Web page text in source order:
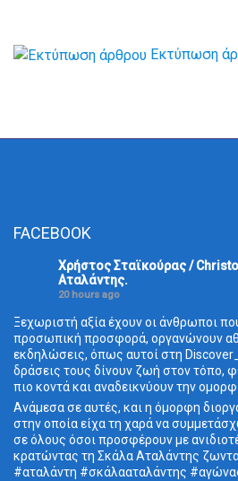
Εκτύπωση
FACEBOOK
Χρήστος Σταϊκούρας /
Aταλάντης.
20 hours ago
Ξεχωριστή αξία έχουν οι άνθρωποι
προσωπική προσφορά, οργανώνουν
εκδηλώσεις, όπως αυτοί στη
δράσεις τους δίνουν ζωή στον τόπο,
πιο κοντά και αναδεικνύουν την
Ανάμεσα σε αυτές, και η όμορφη
στην οποία είχα τη χαρά να
σε όλους όσοι προσφέρουν με
κρατώντας τη Σκάλα Αταλάντης
#αταλάντη #σκάλααταλάντης